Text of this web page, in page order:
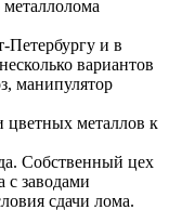
и в
вариантов
манипулятор
металлов к
Собственный цех
с заводами
сдачи лома.